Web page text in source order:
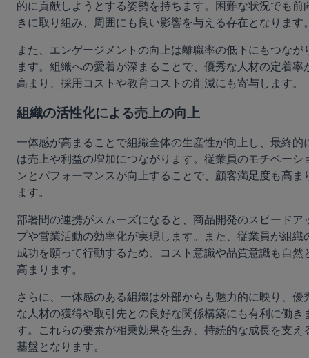
的に貢献しようとする姿勢を持ちます。困難な状況でも前
きに取り組み、周囲にも良い影響を与える存在となります
また、エンゲージメントの向上は離職率の低下にもつなが
ます。組織への愛着が深まることで、優秀な人材の定着率
高まり、採用コストや教育コストの削減にも寄与します。
組織の活性化による売上の向上
一体感が高まることで組織全体の生産性が向上し、最終的
は売上や利益の増加につながります。従業員のモチベーシ
ンとパフォーマンスが向上することで、顧客満足度も高ま
ます。
部署間の連携がスムーズになると、商品開発のスピードア
プや営業活動の効率化が実現します。また、従業員が組織
成功を願って行動するため、コスト意識や品質意識も自然
高まります。
さらに、一体感のある組織は外部からも魅力的に映り、優
な人材の獲得や取引先との良好な関係構築にも有利に働き
す。これらの要素が相乗効果を生み、持続的な成長を支え
基盤となります。